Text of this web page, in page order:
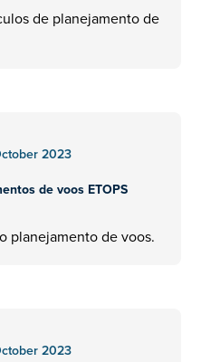
de planejamento de
2023
de voos ETOPS
planejamento de voos.
2023